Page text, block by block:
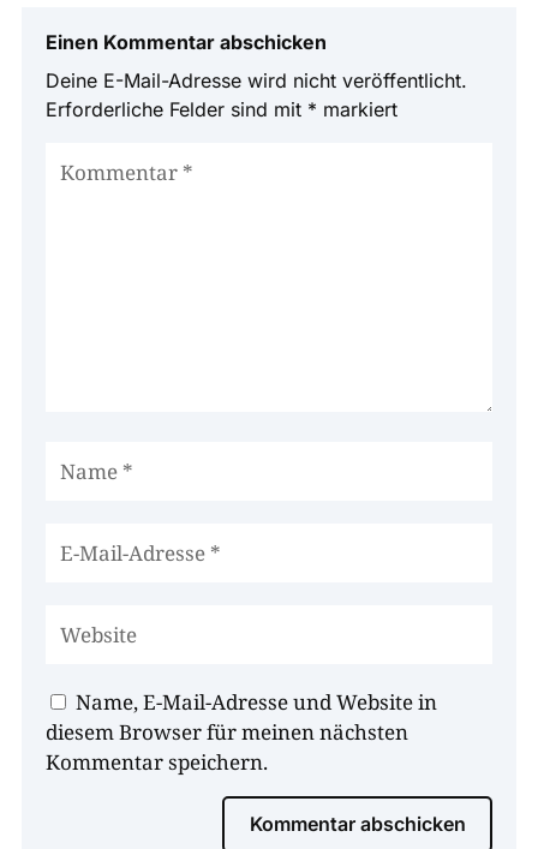
Einen Kommentar abschicken
Deine E-Mail-Adresse wird nicht veröffentlicht.
Erforderliche Felder sind mit * markiert
Name, E-Mail-Adresse und Website in
diesem Browser für meinen nächsten
Kommentar speichern.
Kommentar abschicken